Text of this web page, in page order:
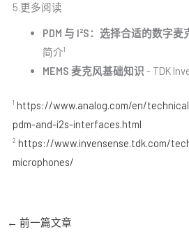
5.更多阅读
PDM 与 I²S：选择合适的数字麦
简介¹
MEMS 麦克风基础知识 - TDK
¹ https://www.analog.com/en/
pdm-and-i2s-interfaces.html
² https://www.invensense.tdk.com/
microphones/
← 前一篇文章